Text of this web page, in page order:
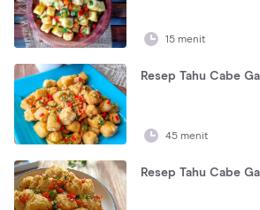
15 menit
Resep Tahu Cabe
45 menit
Resep Tahu Cabe